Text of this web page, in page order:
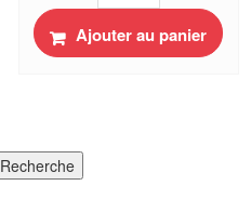
Bouchon
pour
pompe
Ajouter au panier
Recherche